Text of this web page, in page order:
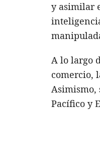
y asimilar
A lo largo
comercio,
Asimismo,
Pacífico y